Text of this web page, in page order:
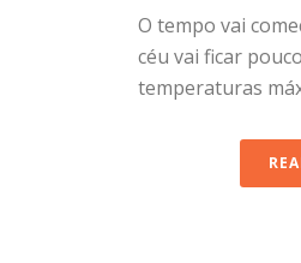
O tempo vai
céu vai ficar
temperaturas